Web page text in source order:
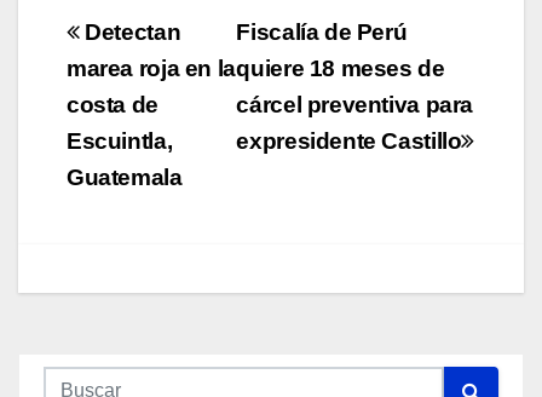
Navegación
de
entradas
Fiscalía de Perú
quiere 18 meses de
cárcel preventiva para
expresidente Castillo
Detectan
marea roja en la
costa de
Escuintla,
Guatemala